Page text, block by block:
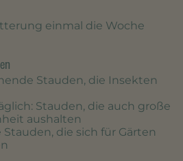
einmal die Woche
Stauden, die Insekten
: Stauden, die auch große
aushalten
die sich für Gärten